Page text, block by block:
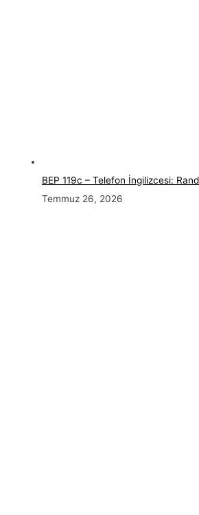
BEP 119c – Telefon İngilizcesi:
Temmuz 26, 2026